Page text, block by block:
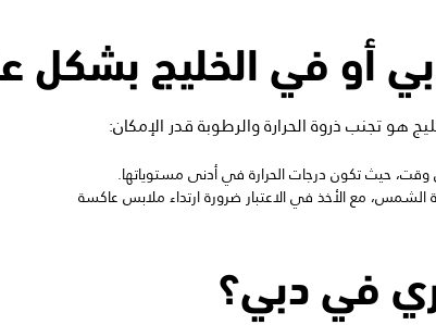
أو في الخليج بشكل
تجنب ذروة الحرارة والرطوبة قدر الإمكان:
حيث تكون درجات الحرارة في أدنى مستوياتها.
الشمس، مع الأخذ في الاعتبار ضرورة ارتداء ملابس عاكسة
في دبي؟